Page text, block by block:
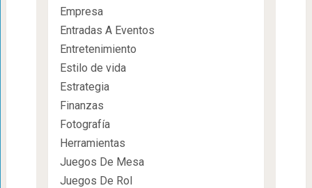
Empresa
Entradas A Eventos
Entretenimiento
Estilo de vida
Estrategia
Finanzas
Fotografía
Herramientas
Juegos De Mesa
Juegos De Rol